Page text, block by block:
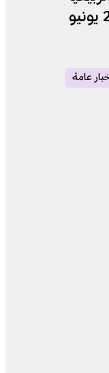
العادية الـ37 يومي 19 و 20 يونيو
عامة